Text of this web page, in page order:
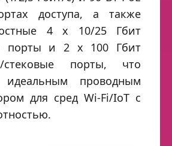
доступа, а также
4 x 10/25 Гбит
порты и 2 x 100 Гбит
стековые порты, что
проводным
для сред Wi-Fi/IoT с